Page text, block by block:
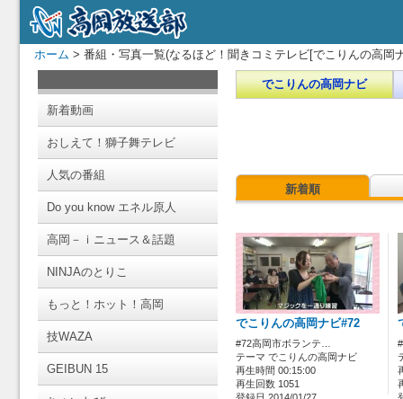
ホーム > 番組・写真一覧(なるほど！聞きコミテレビ[でこりんの高岡
新着動画
おしえて！獅子舞テレビ
人気の番組
Do you know エネル原人
高岡－ｉニュース＆話題
NINJAのとりこ
もっと！ホット！高岡
技WAZA
GEIBUN 15
でこりんの高岡ナビ
新着順
でこりんの高岡ナビ#72
#72高岡市ボランテ…
テーマ でこりんの高岡ナビ
再生時間 00:15:00
再生回数 1051